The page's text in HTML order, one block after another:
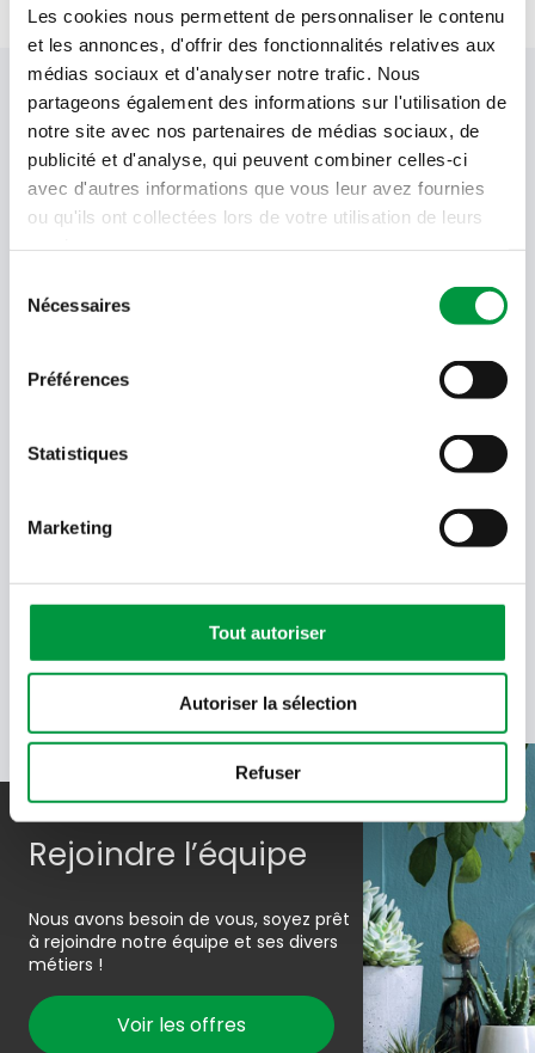
Les cookies nous permettent de personnaliser le contenu
et les annonces, d'offrir des fonctionnalités relatives aux
médias sociaux et d'analyser notre trafic. Nous
partageons également des informations sur l'utilisation de
notre site avec nos partenaires de médias sociaux, de
publicité et d'analyse, qui peuvent combiner celles-ci
avec d'autres informations que vous leur avez fournies
ou qu'ils ont collectées lors de votre utilisation de leurs
Nécessaires
Préférences
Statistiques
Marketing
Tout autoriser
Autoriser la sélection
Refuser
Votre newsletter Cactus
Offres, recettes, promotions et offres exclusives en
avant-première ! Recevez-les dans votre boîte de
réception !
Votre
Language
Quel code est dans l'image ?
Saisissez les caractères présents
recevoir des e-mails de Cactus et acceptez la politique de
données de Cactus.En savoir plus
Rejoindre l’équipe
Nous avons besoin de vous, soyez prêt
à rejoindre notre équipe et ses divers
métiers !
Voir les offres